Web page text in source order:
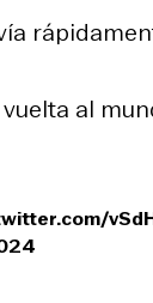
al